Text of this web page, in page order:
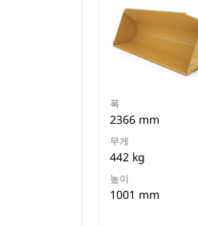
폭
2366 mm
무게
442 kg
높이
1001 mm